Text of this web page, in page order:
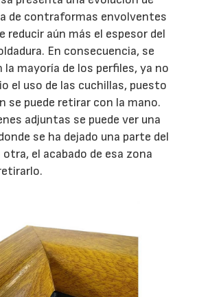
de contraformas envolventes
reducir aún más el espesor del
En consecuencia, se
la mayoría de los perfiles, ya no
el uso de las cuchillas, puesto
se puede retirar con la mano.
adjuntas se puede ver una
se ha dejado una parte del
el acabado de esa zona